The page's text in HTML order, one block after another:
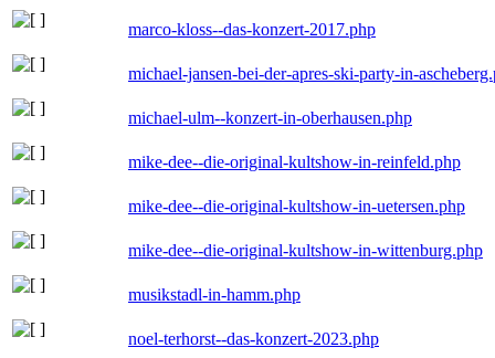
marco-kloss--das-konzert-2017.php
michael-jansen-bei-der-apres-ski-party-in-
michael-ulm--konzert-in-oberhausen.php
mike-dee--die-original-kultshow-in-reinfeld.php
mike-dee--die-original-kultshow-in-uetersen.php
mike-dee--die-original-kultshow-in-wittenburg.php
musikstadl-in-hamm.php
noel-terhorst--das-konzert-2023.php